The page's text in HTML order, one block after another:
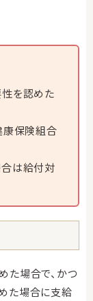
を認めた
康保険組合
は給付対
た場合で、かつ
た場合に支給